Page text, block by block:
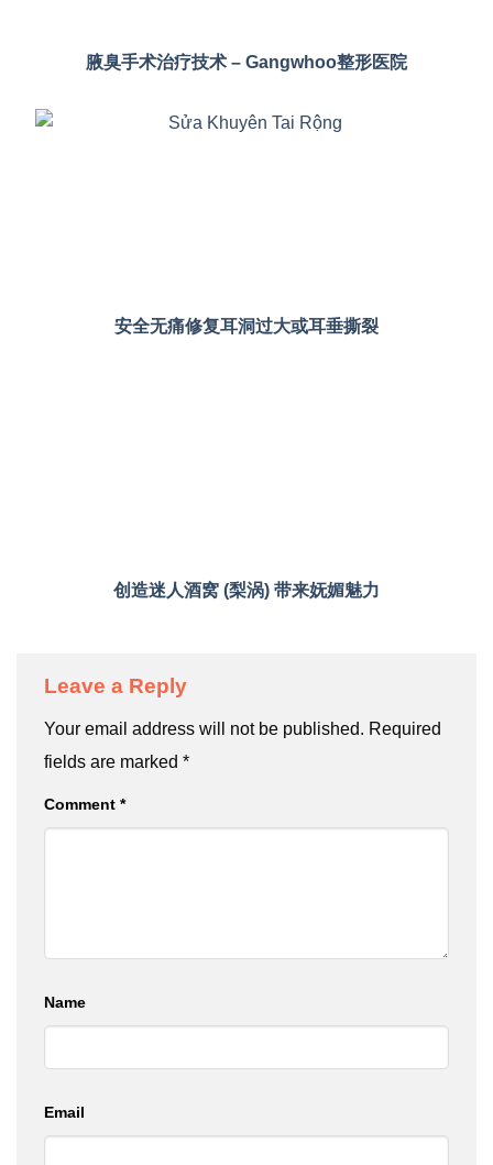
腋臭手术治疗技术 – Gangwhoo整形医院
安全无痛修复耳洞过大或耳垂撕裂
创造迷人酒窝 (梨涡) 带来妩媚魅力
Leave a Reply
Your email address will not be published. Required
fields are marked *
Comment *
Name
Email